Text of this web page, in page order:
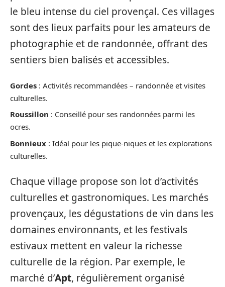
le bleu intense du ciel provençal. Ces villages
sont des lieux parfaits pour les amateurs de
photographie et de randonnée, offrant des
sentiers bien balisés et accessibles.
Gordes : Activités recommandées – randonnée et visites
culturelles.
Roussillon : Conseillé pour ses randonnées parmi les
ocres.
Bonnieux : Idéal pour les pique-niques et les explorations
culturelles.
Chaque village propose son lot d’activités
culturelles et gastronomiques. Les marchés
provençaux, les dégustations de vin dans les
domaines environnants, et les festivals
estivaux mettent en valeur la richesse
culturelle de la région. Par exemple, le
marché d’Apt, régulièrement organisé